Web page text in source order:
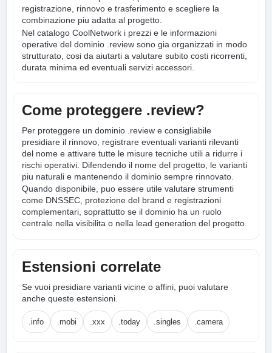
registrazione, rinnovo e trasferimento e scegliere la
combinazione piu adatta al progetto.
Nel catalogo CoolNetwork i prezzi e le informazioni
operative del dominio .review sono gia organizzati in modo
strutturato, cosi da aiutarti a valutare subito costi ricorrenti,
durata minima ed eventuali servizi accessori.
Come proteggere .review?
Per proteggere un dominio .review e consigliabile
presidiare il rinnovo, registrare eventuali varianti rilevanti
del nome e attivare tutte le misure tecniche utili a ridurre i
rischi operativi. Difendendo il nome del progetto, le varianti
piu naturali e mantenendo il dominio sempre rinnovato.
Quando disponibile, puo essere utile valutare strumenti
come DNSSEC, protezione del brand e registrazioni
complementari, soprattutto se il dominio ha un ruolo
centrale nella visibilita o nella lead generation del progetto.
Estensioni correlate
Se vuoi presidiare varianti vicine o affini, puoi valutare
anche queste estensioni.
.info .mobi .xxx .today .singles .camera